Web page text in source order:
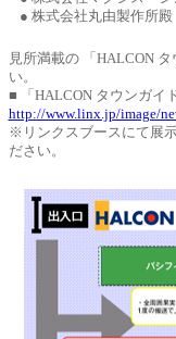
● 株式会社丸由製作所殿
見所満載の 「HALCON
い。
■ 「HALCON タウンガ
http://www.linx.jp/image/
※リンクスブースにて展
ださ